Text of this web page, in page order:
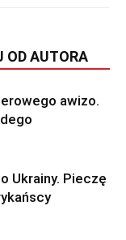
OD AUTORA
awizo.
Ukrainy. Pieczę